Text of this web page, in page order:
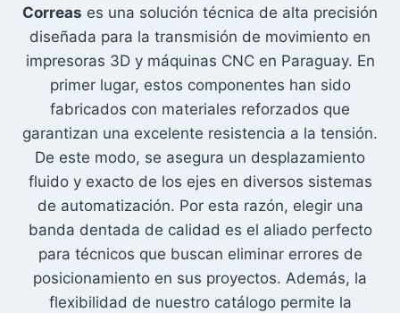
Correas es una solución técnica de alta precisión
diseñada para la transmisión de movimiento en
impresoras 3D y máquinas CNC en Paraguay. En
primer lugar, estos componentes han sido
fabricados con materiales reforzados que
garantizan una excelente resistencia a la tensión.
De este modo, se asegura un desplazamiento
fluido y exacto de los ejes en diversos sistemas
de automatización. Por esta razón, elegir una
banda dentada de calidad es el aliado perfecto
para técnicos que buscan eliminar errores de
posicionamiento en sus proyectos. Además, la
flexibilidad de nuestro catálogo permite la